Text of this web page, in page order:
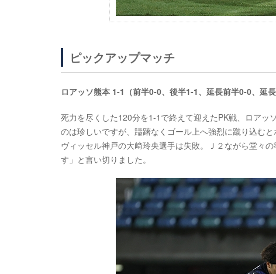
ピックアップマッチ
ロアッソ熊本 1-1（前半0-0、後半1-1、延長前半0-0、延
死力を尽くした120分を1-1で終えて迎えたPK戦、ロアッ
のは珍しいですが、躊躇なくゴール上へ強烈に蹴り込む
ヴィッセル神戸の大﨑玲央選手は失敗。Ｊ２ながら堂々
す」と言い切りました。